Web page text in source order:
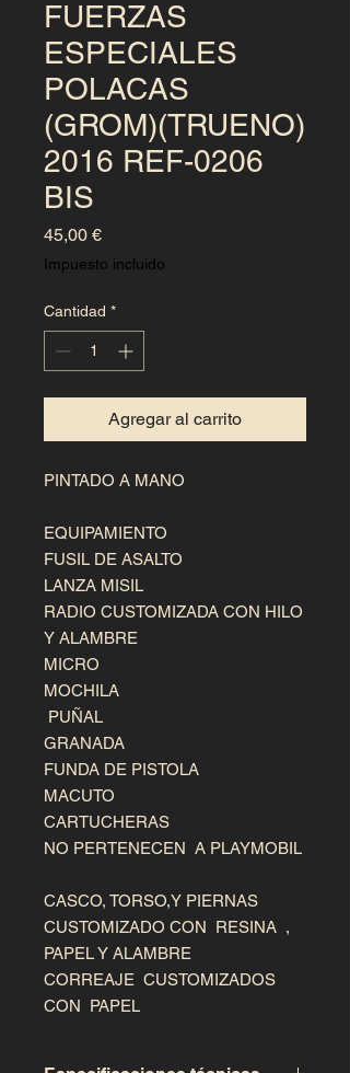
FUERZAS
ESPECIALES
POLACAS
(GROM)(TRUENO)
2016 REF-0206
BIS
45,00 €Precio
Impuesto incluido
Cantidad *
Agregar al carrito
PINTADO A MANO
EQUIPAMIENTO
FUSIL DE ASALTO
LANZA MISIL
RADIO CUSTOMIZADA CON HILO
Y ALAMBRE
MICRO
MOCHILA
GRANADA
FUNDA DE PISTOLA
MACUTO
CARTUCHERAS
NO PERTENECEN  A PLAYMOBIL
CASCO, TORSO,Y PIERNAS
CUSTOMIZADO CON  RESINA  ,
PAPEL Y ALAMBRE
CORREAJE  CUSTOMIZADOS
CON  PAPEL